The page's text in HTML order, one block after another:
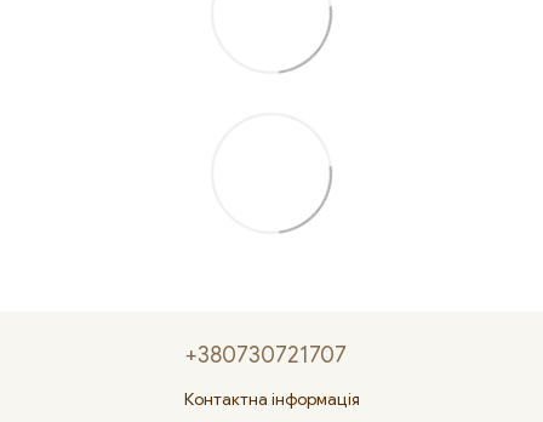
+380730721707
Контактна інформація